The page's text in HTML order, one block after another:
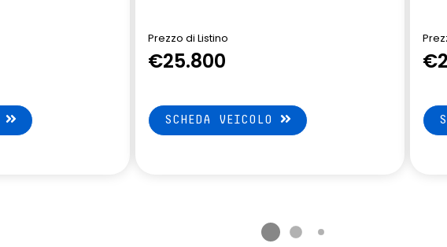
Prezzo di Listino
€25.800
SCHEDA VEICOLO